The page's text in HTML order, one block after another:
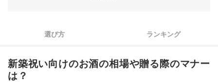
酒としては奇跡的な味わいのお酒。食べ物との相性もよく、
越乃幻の酒｜国産赤ワイン
新築祝い用の熨斗と黄色の風呂敷を施した専用パッケージ日
より想いを込めたいなら、化粧箱入り・名入れ商品も検討
新築祝い向けのお酒全42商品おすすめ人気ランキング
新築祝い向けのお酒の売れ筋ランキングもチェック！
選び方 ランキング
新築祝い向けのお酒の相場や贈る際のマナー
は？